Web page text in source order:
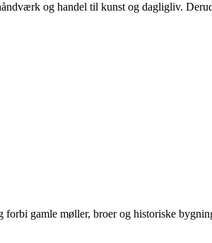
og handel til kunst og dagligliv.
gamle møller, broer og historiske